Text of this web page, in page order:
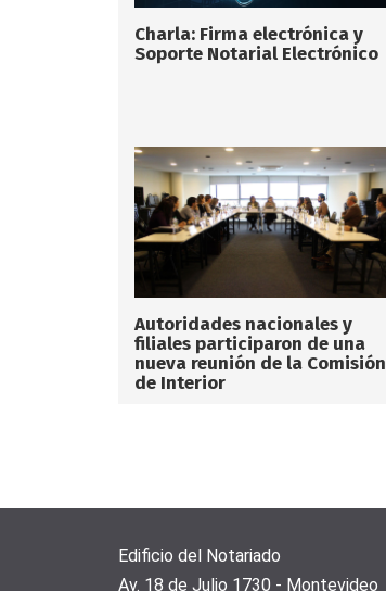
Charla: Firma electrónica y
Soporte Notarial Electrónico
Autoridades nacionales y
filiales participaron de una
nueva reunión de la Comisión
de Interior
Edificio del Notariado
Av. 18 de Julio 1730 - Montevideo